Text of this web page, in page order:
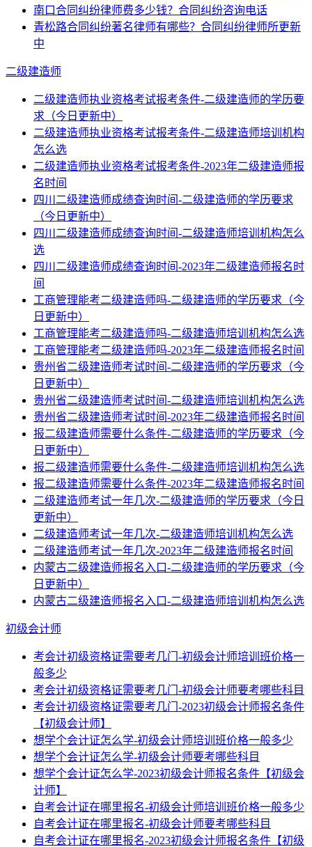
南口合同纠纷律师费多少钱？合同纠纷咨询电话
青松路合同纠纷著名律师有哪些？合同纠纷律师所更新
中
二级建造师
二级建造师执业资格考试报考条件-二级建造师的学历要
求（今日更新中）
二级建造师执业资格考试报考条件-二级建造师培训机构
怎么选
二级建造师执业资格考试报考条件-2023年二级建造师报
名时间
四川二级建造师成绩查询时间-二级建造师的学历要求
（今日更新中）
四川二级建造师成绩查询时间-二级建造师培训机构怎么
选
四川二级建造师成绩查询时间-2023年二级建造师报名时
间
工商管理能考二级建造师吗-二级建造师的学历要求（今
日更新中）
工商管理能考二级建造师吗-二级建造师培训机构怎么选
工商管理能考二级建造师吗-2023年二级建造师报名时间
贵州省二级建造师考试时间-二级建造师的学历要求（今
日更新中）
贵州省二级建造师考试时间-二级建造师培训机构怎么选
贵州省二级建造师考试时间-2023年二级建造师报名时间
报二级建造师需要什么条件-二级建造师的学历要求（今
日更新中）
报二级建造师需要什么条件-二级建造师培训机构怎么选
报二级建造师需要什么条件-2023年二级建造师报名时间
二级建造师考试一年几次-二级建造师的学历要求（今日
更新中）
二级建造师考试一年几次-二级建造师培训机构怎么选
二级建造师考试一年几次-2023年二级建造师报名时间
内蒙古二级建造师报名入口-二级建造师的学历要求（今
日更新中）
内蒙古二级建造师报名入口-二级建造师培训机构怎么选
初级会计师
考会计初级资格证需要考几门-初级会计师培训班价格一
般多少
考会计初级资格证需要考几门-初级会计师要考哪些科目
考会计初级资格证需要考几门-2023初级会计师报名条件
【初级会计师】
想学个会计证怎么学-初级会计师培训班价格一般多少
想学个会计证怎么学-初级会计师要考哪些科目
想学个会计证怎么学-2023初级会计师报名条件【初级会
计师】
自考会计证在哪里报名-初级会计师培训班价格一般多少
自考会计证在哪里报名-初级会计师要考哪些科目
自考会计证在哪里报名-2023初级会计师报名条件【初级